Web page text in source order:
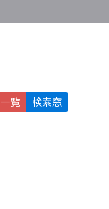
一覧 検索窓